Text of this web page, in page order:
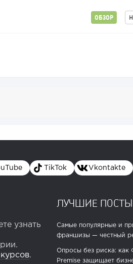
ОБЗОР
TikTok Vkontakte
узнать
.
ЛУЧШИЕ ПОСТЫ
Самые популярные и
франшизы — честный
Опросы без риска:
Premise защищает